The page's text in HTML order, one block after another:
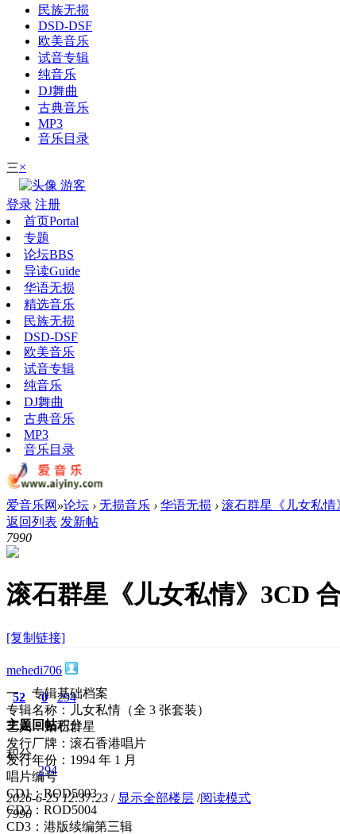
民族无损
DSD-DSF
欧美音乐
试音专辑
纯音乐
DJ舞曲
古典音乐
MP3
音乐目录
三×
游客
登录 注册
首页Portal
专题
论坛BBS
导读Guide
华语无损
精选音乐
民族无损
DSD-DSF
欧美音乐
试音专辑
纯音乐
DJ舞曲
古典音乐
MP3
音乐目录
爱音乐网 »论坛 › 无损音乐 › 华语无损 › 滚石群星《儿女私情
返回列表 发新帖
7990
滚石群星《儿女私情》3CD
[复制链接]
mehedi706
52
主题
0
回帖
294
积分
积分
294
2026-6-25 12:37:23 / 显示全部楼层 /阅读模式
7990
一、专辑基础档案
专辑名称：儿女私情（全 3 张套装）
艺人：滚石群星
发行厂牌：滚石香港唱片
发行年份：1994 年 1 月
唱片编号
CD1：ROD5003
CD2：ROD5004
CD3：港版续编第三辑